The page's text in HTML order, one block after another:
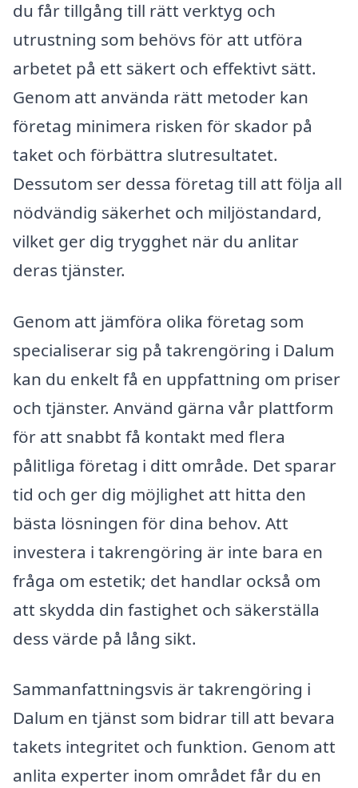
du får tillgång till rätt verktyg och
utrustning som behövs för att utföra
arbetet på ett säkert och effektivt sätt.
Genom att använda rätt metoder kan
företag minimera risken för skador på
taket och förbättra slutresultatet.
Dessutom ser dessa företag till att följa all
nödvändig säkerhet och miljöstandard,
vilket ger dig trygghet när du anlitar
deras tjänster.
Genom att jämföra olika företag som
specialiserar sig på takrengöring i Dalum
kan du enkelt få en uppfattning om priser
och tjänster. Använd gärna vår plattform
för att snabbt få kontakt med flera
pålitliga företag i ditt område. Det sparar
tid och ger dig möjlighet att hitta den
bästa lösningen för dina behov. Att
investera i takrengöring är inte bara en
fråga om estetik; det handlar också om
att skydda din fastighet och säkerställa
dess värde på lång sikt.
Sammanfattningsvis är takrengöring i
Dalum en tjänst som bidrar till att bevara
takets integritet och funktion. Genom att
anlita experter inom området får du en